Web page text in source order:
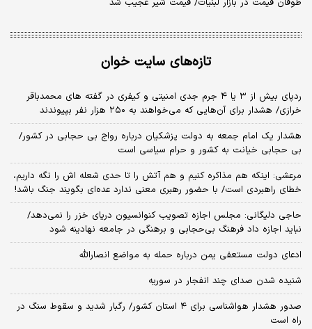
طوفان قیمت در بازار لبنیات/ قیمت شیر عجیب شد
تازه‌های سایت خوان
ردپای بیش از ۳ یا ۴ جرم جدی امنیتی و کیفری در گفته های محمدباقر
خرازی/ هشدار برای آن‌هایی که می‌خواهند به ۲۵۰ هزار نفر بپیوندند
هشدار یک امام جمعه به دولت پزشکیان درباره رواج بی حجابی در کشور/
بی حجابی خیانت به کشور و حرام سیاسی است
مرعشی: اینکه هم مذاکره کنیم و هم آتش را تا حدی شعله اش را نگه داریم،
خطای راهبردی است/ با حضور رهبری معنی ندارد عده‌ای بگویند جنگ باشد!
حاجی دلیگانی: مجلس اجازه تصویب کنوانسیون دریای خزر را نمی‌دهد/
نباید اجازه داد فرهنگ بی‌حجابی و برهنگی در جامعه نهادینه شود
ادعای دولت مستعفی یمن درباره حمله به مواضع انصارالله
شنیده شدن صدای چند انفجار در سوریه
صدور هشدار هواشناسی برای ۴ استان کشور/ رگبار شدید و سقوط سنگ در
راه است